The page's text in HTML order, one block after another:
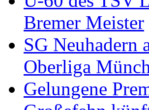
Bremer Meister
SG Neuhadern
Oberliga
Gelungene